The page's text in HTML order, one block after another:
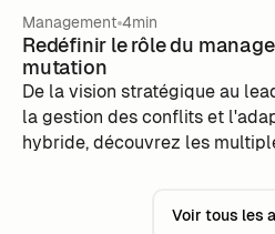
Management 4min
Redéfinir le rôle du
mutation
De la vision stratégique au
la gestion des conflits et
hybride, découvrez les
Voir tous les